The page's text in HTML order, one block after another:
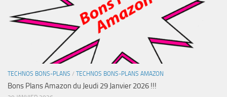
TECHNOS BONS-PLANS / TECHNOS BONS-PLANS AMAZON
Bons Plans Amazon du Jeudi 29 Janvier 2026 !!!